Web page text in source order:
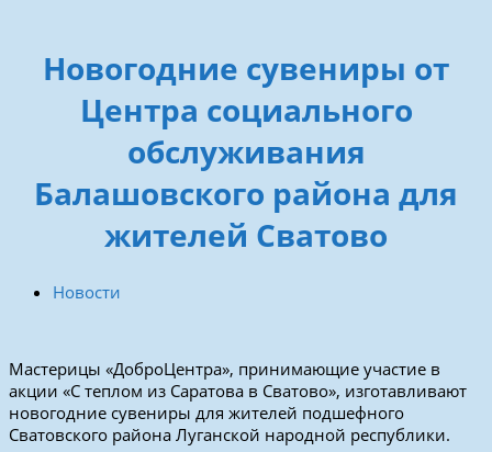
Новогодние сувениры от
Центра социального
обслуживания
Балашовского района для
жителей Сватово
Новости
Мастерицы «ДоброЦентра», принимающие участие в
акции «С теплом из Саратова в Сватово», изготавливают
новогодние сувениры для жителей подшефного
Сватовского района Луганской народной республики.